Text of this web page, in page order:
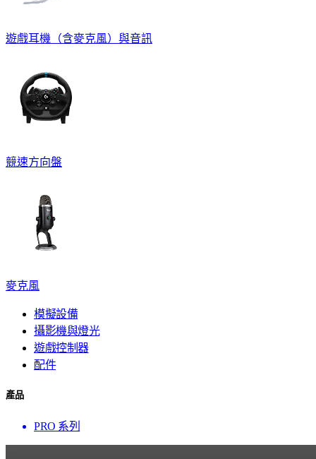
遊戲耳機（含麥克風）與音訊
競速方向盤
麥克風
模擬設備
攝影機與燈光
遊戲控制器
配件
產品
PRO 系列